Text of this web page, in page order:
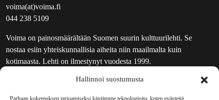
Hallinnoi suostumusta
Parhaan kokemuksen tarjoamiseksi käytämme teknologioita, kuten evästeitä,
voima(at)voima.fi
044 238 5109
Voima on painosmäärältään Suomen suurin kulttuurilehti. Se
nostaa esiin yhteiskunnallisia aiheita niin maailmalta kuin
kotimaasta. Lehti on ilmestynyt vuodesta 1999.
UUTISKIRJE